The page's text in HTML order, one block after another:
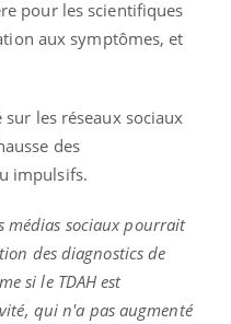
pour les scientifiques
aux symptômes, et
les réseaux sociaux
des
impulsifs.
médias sociaux pourrait
des diagnostics de
si le TDAH est
qui n'a pas augmenté